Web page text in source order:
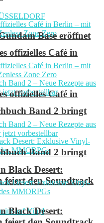
offizielles Café in
Band 2 bringt
Black Desert:
den Soundtrack
Base eröffnet
offizielles Café in
Band 2 bringt
Black Desert: